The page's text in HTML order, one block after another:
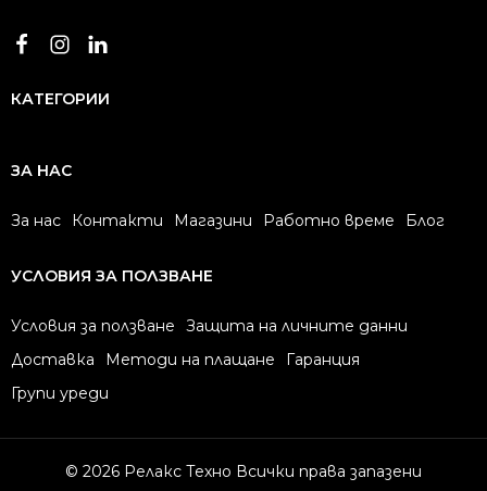
КАТЕГОРИИ
ЗА НАС
За нас Контакти Магазини Работно време Блог
УСЛОВИЯ ЗА ПОЛЗВАНЕ
Условия за ползване
Защита на личните данни
Доставка
Методи на плащане
Гаранция
Групи уреди
© 2026 Релакс Техно Всички права запазени